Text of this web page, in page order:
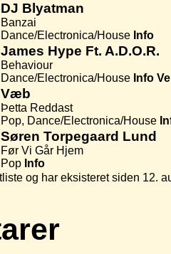
DJ Blyatman
Banzai
Dance/Electronica/House Info
James Hype Ft. A.D.O.R.
Behaviour
Dance/Electronica/House Info
Væb
Þetta Reddast
Pop, Dance/Electronica/House
Søren Torpegaard Lund
Før Vi Går Hjem
Pop Info
og har eksisteret siden 12.